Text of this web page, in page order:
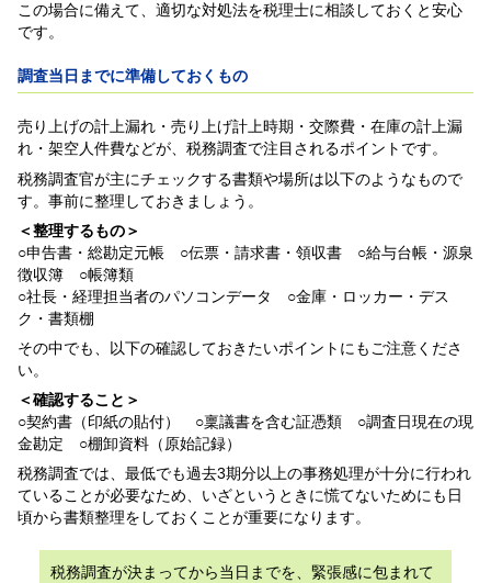
この場合に備えて、適切な対処法を税理士に相談しておくと安心
です。
調査当日までに準備しておくもの
売り上げの計上漏れ・売り上げ計上時期・交際費・在庫の計上漏
れ・架空人件費などが、税務調査で注目されるポイントです。
税務調査官が主にチェックする書類や場所は以下のようなもので
す。事前に整理しておきましょう。
＜整理するもの＞
○申告書・総勘定元帳 ○伝票・請求書・領収書 ○給与台帳・源泉
徴収簿 ○帳簿類
○社長・経理担当者のパソコンデータ ○金庫・ロッカー・デス
ク・書類棚
その中でも、以下の確認しておきたいポイントにもご注意くださ
い。
＜確認すること＞
○契約書（印紙の貼付） ○稟議書を含む証憑類 ○調査日現在の現
金勘定 ○棚卸資料（原始記録）
税務調査では、最低でも過去3期分以上の事務処理が十分に行われ
ていることが必要なため、いざというときに慌てないためにも日
頃から書類整理をしておくことが重要になります。
税務調査が決まってから当日までを、緊張感に包まれて